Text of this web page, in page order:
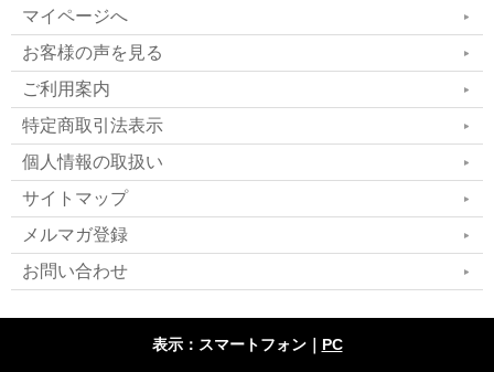
ように使用してもOK！
発売当初から、その隠れたヒーリング能力に注
目のフォトニックフラクタルシリーズ製品。イマ
ジンをはじめとする従来の形状では、幅広いヒー
リング応用には正直難しい部分がありました。そ
の問題をクリアし（作成の時間と手間がかなりか
かります）、さらに、5次元から来る統合波動と合
わせることで（使用する方によっては6次元まで及
マイページへ
お客様の声を見る
ご利用案内
特定商取引法表示
個人情報の取扱い
サイトマップ
メルマガ登録
お問い合わせ
表示：スマートフォン｜ PC